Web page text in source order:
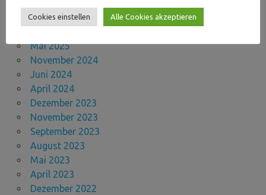
März 2026
Mai 2025
November 2024
Juni 2024
April 2024
Dezember 2023
November 2023
September 2023
August 2023
Mai 2023
April 2023
Dezember 2022
Cookies einstellen Alle Cookies akzeptieren